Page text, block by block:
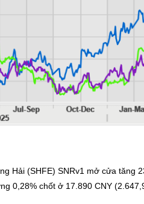
Hải (SHFE) SNRv1 mở cửa tăng
0,28% chốt ở 17.890 CNY